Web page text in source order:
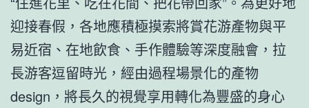
迎接春假，各地應積極摸索將賞花游產物與平
易近宿、在地飲食、手作體驗等深度融會，拉
長游客逗留時光，經由過程場景化的產物
design，將長久的視覺享用轉化為豐盛的身心